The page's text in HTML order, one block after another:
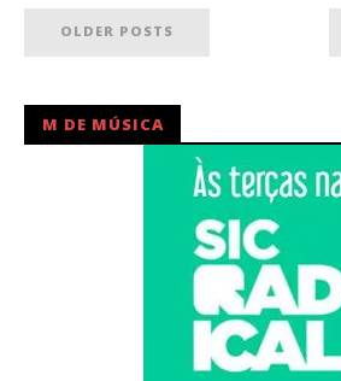
OLDER POSTS
M DE MÚSICA